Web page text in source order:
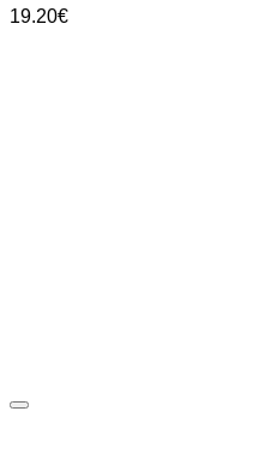
19.20€